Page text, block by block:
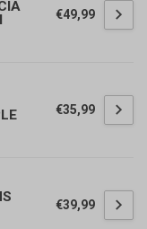
€49,99
€35,99
€39,99